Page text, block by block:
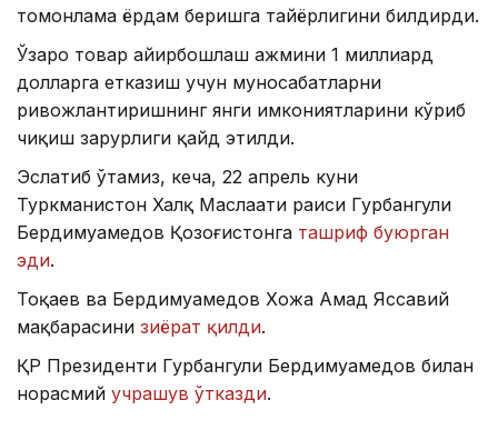
томонлама ёрдам беришга тайёрлигини билдирди.
Ўзаро товар айирбошлаш ҳажмини 1 миллиард
долларга етказиш учун муносабатларни
ривожлантиришнинг янги имкониятларини кўриб
чиқиш зарурлиги қайд этилди.
Эслатиб ўтамиз, кеча, 22 апрель куни
Туркманистон Халқ Маслаҳати раиси Гурбангули
Бердимуҳамедов Қозоғистонга ташриф буюрган
эди.
Тоқаев ва Бердимуҳамедов Хожа Аҳмад Яссавий
мақбарасини зиёрат қилди.
ҚР Президенти Гурбангули Бердимуҳамедов билан
норасмий учрашув ўтказди.